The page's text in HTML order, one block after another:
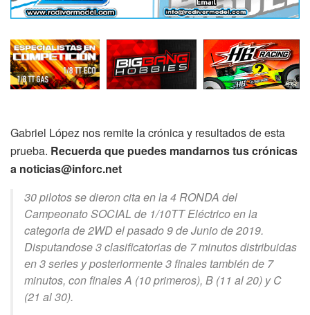
Gabriel López nos remite la crónica y resultados de esta
prueba. Recuerda que puedes mandarnos tus crónicas
a noticias@inforc.net
30 pilotos se dieron cita en la 4 RONDA del
Campeonato SOCIAL de 1/10TT Eléctrico en la
categoria de 2WD el pasado 9 de Junio de 2019.
Disputandose 3 clasificatorias de 7 minutos distribuidas
en 3 series y posteriormente 3 finales también de 7
minutos, con finales A (10 primeros), B (11 al 20) y C
(21 al 30).